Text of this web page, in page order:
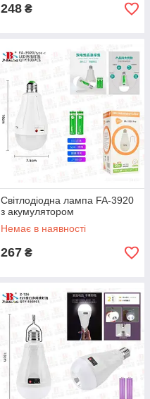
248 ₴
Світлодіодна лампа FA-3920
з акумулятором
Немає в наявності
267 ₴